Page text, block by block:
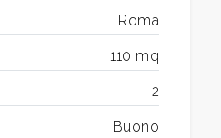
Roma
110 mq
2
Buono